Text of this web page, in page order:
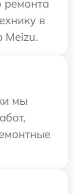
ремонта
в
Meizu.
мы